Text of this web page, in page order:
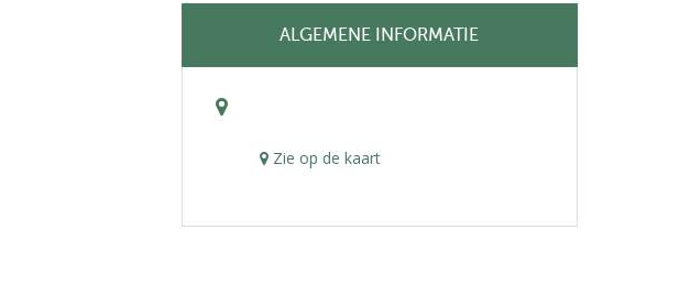
ALGEMENE INFORMATIE
Zie op de kaart